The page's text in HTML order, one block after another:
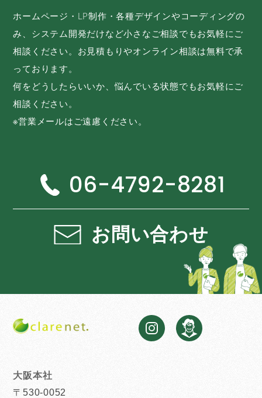
ホームページ・LP制作・各種デザインやコーディングの
み、システム開発だけなど小さなご相談でもお気軽にご
相談ください。お見積もりやオンライン相談は無料で承
っております。
何をどうしたらいいか、悩んでいる状態でもお気軽にご
相談ください。
※営業メールはご遠慮ください。
06-4792-8281
お問い合わせ
大阪本社
〒530-0052